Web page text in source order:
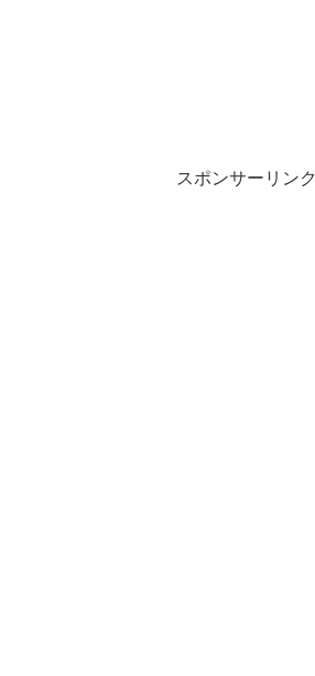
スポンサーリンク